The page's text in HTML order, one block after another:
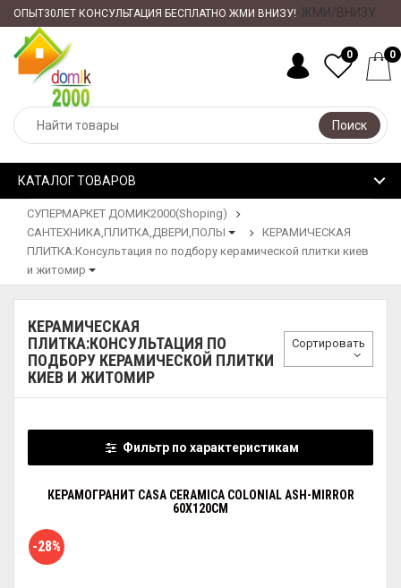
ОПЫТ30ЛЕТ КОНСУЛЬТАЦИЯ БЕСПЛАТНО ЖМИ ВНИЗУ!-ЖМИ/ВНИЗУ
Поиск
0 0
КАТАЛОГ ТОВАРОВ
СУПЕРМАРКЕТ ДОМИК2000(Shoping)
САНТЕХНИКА,ПЛИТКА,ДВЕРИ,ПОЛЫ
КЕРАМИЧЕСКАЯ
ПЛИТКА:Консультация по подбору керамической плитки киев
и житомир
КЕРАМИЧЕСКАЯ
ПЛИТКА:КОНСУЛЬТАЦИЯ ПО
ПОДБОРУ КЕРАМИЧЕСКОЙ ПЛИТКИ
КИЕВ И ЖИТОМИР
Сортировать
Фильтр по характеристикам
КЕРАМОГРАНИТ CASA CERAMICA COLONIAL ASH-MIRROR
60X120CM
-28%